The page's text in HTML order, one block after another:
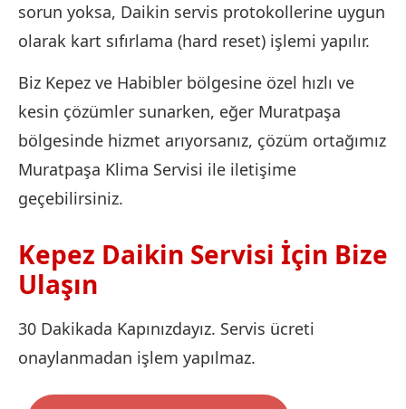
sorun yoksa, Daikin servis protokollerine uygun
olarak kart sıfırlama (hard reset) işlemi yapılır.
Biz Kepez ve Habibler bölgesine özel hızlı ve
kesin çözümler sunarken, eğer Muratpaşa
bölgesinde hizmet arıyorsanız, çözüm ortağımız
Muratpaşa Klima Servisi ile iletişime
geçebilirsiniz.
Kepez Daikin Servisi İçin Bize
Ulaşın
30 Dakikada Kapınızdayız. Servis ücreti
onaylanmadan işlem yapılmaz.